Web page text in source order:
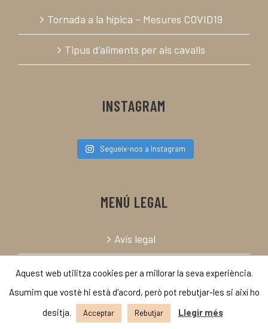
Tornada a la hípica – Mesures COVID19
Tipus d’aliments per als cavalls
INSTAGRAM
Segueix-nos a Instagram
MENÚ LEGAL
Avís legal
Política de cookies
© Copyright 2019 | Todos los derechos reservados. |
Aquest web utilitza cookies per a millorar la seva experiència.
Asumim que vostè hi està d'acord, però pot rebutjar-les si així ho
desitja.
Acceptar Rebutjar Llegir més